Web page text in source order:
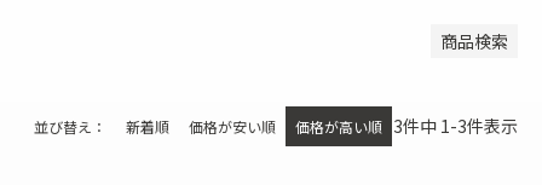
商品検索
並び替え 新着順 価格が安い順 価格が高い順 3件中 1-3件表示